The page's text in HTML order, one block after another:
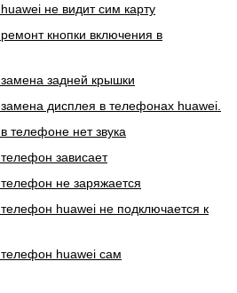
huawei не видит сим карту
ремонт кнопки включения в
замена задней крышки
замена дисплея в телефонах huawei.
в телефоне нет звука
телефон зависает
телефон не заряжается
телефон huawei не подключается к
телефон huawei сам